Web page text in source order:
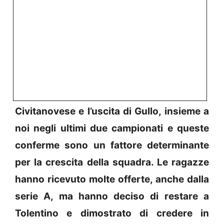
Civitanovese e l’uscita di Gullo, insieme a
noi negli ultimi due campionati e queste
conferme sono un fattore determinante
per la crescita della squadra. Le ragazze
hanno ricevuto molte offerte, anche dalla
serie A, ma hanno deciso di restare a
Tolentino e dimostrato di credere in